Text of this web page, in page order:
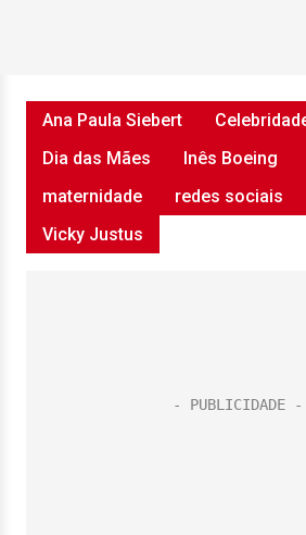
Ana Paula Siebert
Dia das Mães
Inês Boeing
maternidade
redes sociais
Vicky Justus